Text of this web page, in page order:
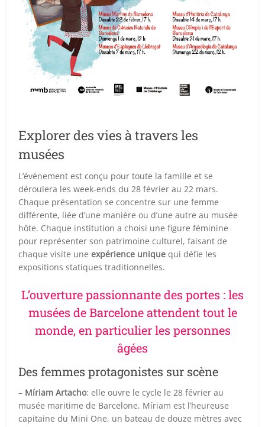
Explorer des vies à travers les
musées
L’événement est conçu pour toute la famille et se
déroulera les week-ends du 28 février au 22 mars.
Chaque présentation se concentre sur une femme
différente, liée d’une manière ou d’une autre au musée
hôte. Chaque institution a choisi une figure féminine
pour représenter son patrimoine culturel, faisant de
chaque visite uneexpérience unique qui défie les
expositions statiques traditionnelles.
L’ouverture passionnante des portes : les
musées de Barcelone attendent tout le
monde, en particulier les personnes
âgées
Des femmes protagonistes sur scène
– Míriam Artacho: elle ouvre le cycle le 28 février au
musée maritime de Barcelone. Míriam est l’heureuse
capitaine du Mini One, un bateau de douze mètres avec